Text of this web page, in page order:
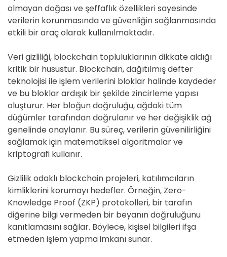
olmayan doğası ve şeffaflık özellikleri sayesinde
verilerin korunmasında ve güvenliğin sağlanmasında
etkili bir araç olarak kullanılmaktadır.
Veri gizliliği, blockchain topluluklarının dikkate aldığı
kritik bir husustur. Blockchain, dağıtılmış defter
teknolojisi ile işlem verilerini bloklar halinde kaydeder
ve bu bloklar ardışık bir şekilde zincirleme yapısı
oluşturur. Her bloğun doğruluğu, ağdaki tüm
düğümler tarafından doğrulanır ve her değişiklik ağ
genelinde onaylanır. Bu süreç, verilerin güvenilirliğini
sağlamak için matematiksel algoritmalar ve
kriptografi kullanır.
Gizlilik odaklı blockchain projeleri, katılımcıların
kimliklerini korumayı hedefler. Örneğin, Zero-
Knowledge Proof (ZKP) protokolleri, bir tarafın
diğerine bilgi vermeden bir beyanın doğruluğunu
kanıtlamasını sağlar. Böylece, kişisel bilgileri ifşa
etmeden işlem yapma imkanı sunar.